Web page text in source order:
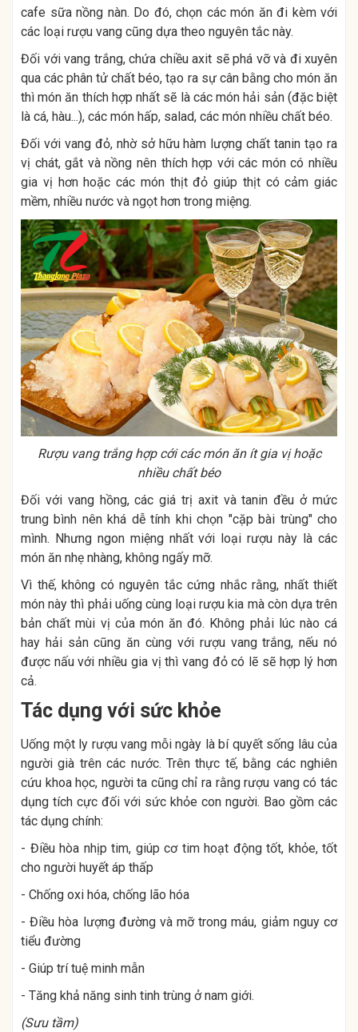
cafe sữa nồng nàn. Do đó, chọn các món ăn đi kèm với
các loại rượu vang cũng dựa theo nguyên tắc này.
Đối với vang trắng, chứa chiều axit sẽ phá vỡ và đi xuyên
qua các phân tử chất béo, tạo ra sự cân bằng cho món ăn
thì món ăn thích hợp nhất sẽ là các món hải sản (đặc biệt
là cá, hàu...), các món hấp, salad, các món nhiều chất béo.
Đối với vang đỏ, nhờ sở hữu hàm lượng chất tanin tạo ra
vị chát, gắt và nồng nên thích hợp với các món có nhiều
gia vị hơn hoặc các món thịt đỏ giúp thịt có cảm giác
mềm, nhiều nước và ngọt hơn trong miệng.
Rượu vang trắng hợp cới các món ăn ít gia vị hoặc
nhiều chất béo
Đối với vang hồng, các giá trị axit và tanin đều ở mức
trung bình nên khá dễ tính khi chọn "cặp bài trùng" cho
mình. Nhưng ngon miệng nhất với loại rượu này là các
món ăn nhẹ nhàng, không ngấy mỡ.
Vì thế, không có nguyên tắc cứng nhắc rằng, nhất thiết
món này thì phải uống cùng loại rượu kia mà còn dựa trên
bản chất mùi vị của món ăn đó. Không phải lúc nào cá
hay hải sản cũng ăn cùng với rượu vang trắng, nếu nó
được nấu với nhiều gia vị thì vang đỏ có lẽ sẽ hợp lý hơn
cả.
Tác dụng với sức khỏe
Uống một ly rượu vang mỗi ngày là bí quyết sống lâu của
người già trên các nước. Trên thực tế, bằng các nghiên
cứu khoa học, người ta cũng chỉ ra rằng rượu vang có tác
dụng tích cực đối với sức khỏe con người. Bao gồm các
tác dụng chính:
- Điều hòa nhịp tim, giúp cơ tim hoạt động tốt, khỏe, tốt
cho người huyết áp thấp
- Chống oxi hóa, chống lão hóa
- Điều hòa lượng đường và mỡ trong máu, giảm nguy cơ
tiểu đường
- Giúp trí tuệ minh mẫn
- Tăng khả năng sinh tinh trùng ở nam giới.
(Sưu tầm)